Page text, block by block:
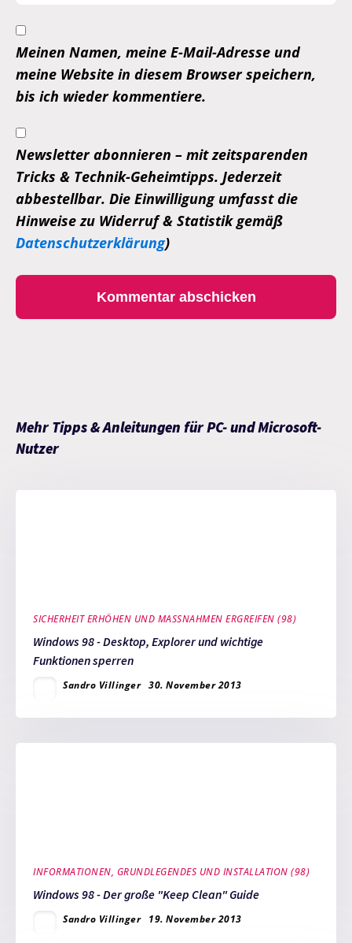
Meinen Namen, meine E-Mail-Adresse und
meine Website in diesem Browser speichern,
bis ich wieder kommentiere.
Newsletter abonnieren – mit zeitsparenden
Tricks & Technik-Geheimtipps. Jederzeit
abbestellbar. Die Einwilligung umfasst die
Hinweise zu Widerruf & Statistik gemäß
Datenschutzerklärung)
Mehr Tipps & Anleitungen für PC- und Microsoft-
Nutzer
SICHERHEIT ERHÖHEN UND MASSNAHMEN ERGREIFEN (98)
Windows 98 - Desktop, Explorer und wichtige
Funktionen sperren
Sandro Villinger 30. November 2013
INFORMATIONEN, GRUNDLEGENDES UND INSTALLATION (98)
Windows 98 - Der große "Keep Clean" Guide
Sandro Villinger 19. November 2013